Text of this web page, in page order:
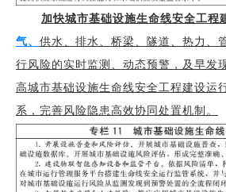
加快城市基础设施生命线安全工程
气、 供水、排水、桥梁、隧道、热力、
行风险的实时监测、动态预警，及早发
高城市基础设施生命线安全工程建设运
系，完善风险隐患高效协同处置机制。